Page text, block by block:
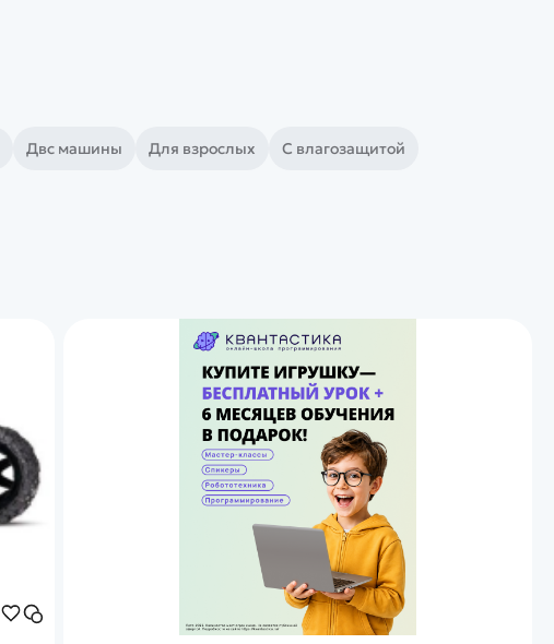
Двс машины Для взрослых С влагозащитой